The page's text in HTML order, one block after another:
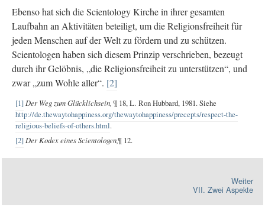
Ebenso hat sich die Scientology Kirche in ihrer gesamten
Laufbahn an Aktivitäten beteiligt, um die Religionsfreiheit für
jeden Menschen auf der Welt zu fördern und zu schützen.
Scientologen haben sich diesem Prinzip verschrieben, bezeugt
durch ihr Gelöbnis, „die Religionsfreiheit zu unterstützen“, und
zwar „zum Wohle aller“. [2]
[1] Der Weg zum Glücklichsein,¶ 18, L. Ron Hubbard, 1981. Siehe
http://de.thewaytohappiness.org/thewaytohappiness/precepts/respect-the-
religious-beliefs-of-others.html.
[2] Der Kodex eines Scientologen,¶ 12.
Weiter
VII. Zwei Aspekte